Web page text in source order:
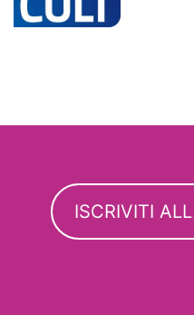
ISCRIVITI